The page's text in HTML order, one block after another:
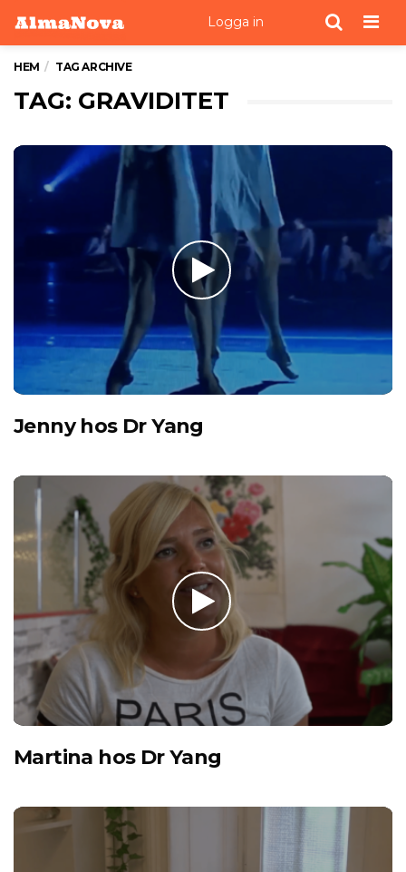
Logga in
HEM TAG ARCHIVE
TAG: GRAVIDITET
Jenny hos Dr Yang
Martina hos Dr Yang